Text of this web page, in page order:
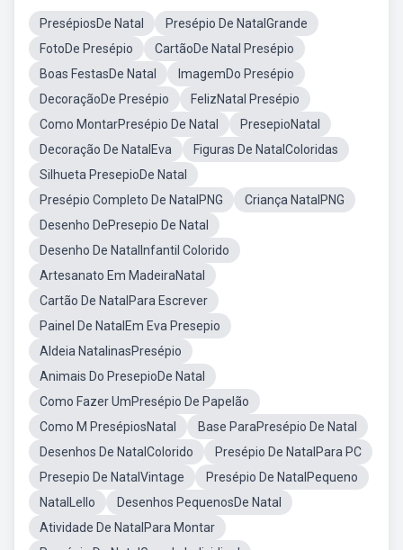
PresépiosDe Natal
Presépio De NatalGrande
FotoDe Presépio
CartãoDe Natal Presépio
Boas FestasDe Natal
ImagemDo Presépio
DecoraçãoDe Presépio
FelizNatal Presépio
Como MontarPresépio De Natal
PresepioNatal
Decoração De NatalEva
Figuras De NatalColoridas
Silhueta PresepioDe Natal
Presépio Completo De NatalPNG
Criança NatalPNG
Desenho DePresepio De Natal
Desenho De NatalInfantil Colorido
Artesanato Em MadeiraNatal
Cartão De NatalPara Escrever
Painel De NatalEm Eva Presepio
Aldeia NatalinasPresépio
Animais Do PresepioDe Natal
Como Fazer UmPresépio De Papelão
Como M PresépiosNatal
Base ParaPresépio De Natal
Desenhos De NatalColorido
Presépio De NatalPara PC
Presepio De NatalVintage
Presépio De NatalPequeno
NatalLello
Desenhos PequenosDe Natal
Atividade De NatalPara Montar